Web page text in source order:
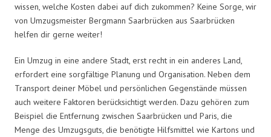
wissen, welche Kosten dabei auf dich zukommen? Keine Sorge, wir
von Umzugsmeister Bergmann Saarbrücken aus Saarbrücken
helfen dir gerne weiter!
Ein Umzug in eine andere Stadt, erst recht in ein anderes Land,
erfordert eine sorgfältige Planung und Organisation. Neben dem
Transport deiner Möbel und persönlichen Gegenstände müssen
auch weitere Faktoren berücksichtigt werden. Dazu gehören zum
Beispiel die Entfernung zwischen Saarbrücken und Paris, die
Menge des Umzugsguts, die benötigte Hilfsmittel wie Kartons und